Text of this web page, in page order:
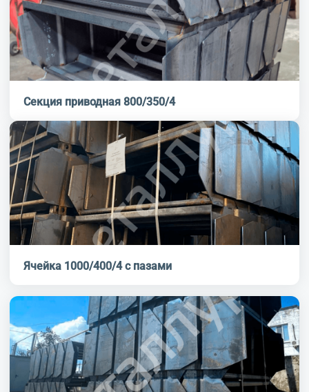
Секция приводная 800/350/4
Ячейка 1000/400/4 с пазами